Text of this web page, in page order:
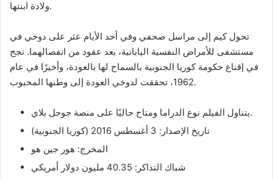
ولادة ابنتها.
تحول كيم إلى مراسل صحفي وفي أحد الأيام عثر على دوخي في
مستشفى للأمراض النفسية اليابانية، بعد عقود من انفصالهما. نجح
في إقناع حكومة كوريا الجنوبية بالسماح لها بالعودة، وأخيرًا في عام
1962، تحققت لدوخي العودة إلى وطنها المحبوب.
يتناول الفيلم نوع الدراما ومتاح حاليًا على منصة جوجل بلاي.
تاريخ الإصدار: 3 أغسطس 2016 (كوريا الجنوبية)
المخرج: هور جين هو
شباك التذاكر: 40.35 مليون دولار أمريكي